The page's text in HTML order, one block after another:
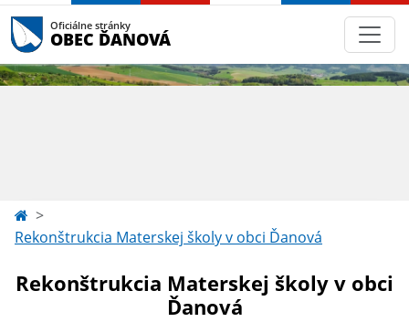
Oficiálne stránky
OBEC ĎANOVÁ
Rekonštrukcia Materskej školy v obci Ďanová
Rekonštrukcia Materskej školy v obci
Ďanová